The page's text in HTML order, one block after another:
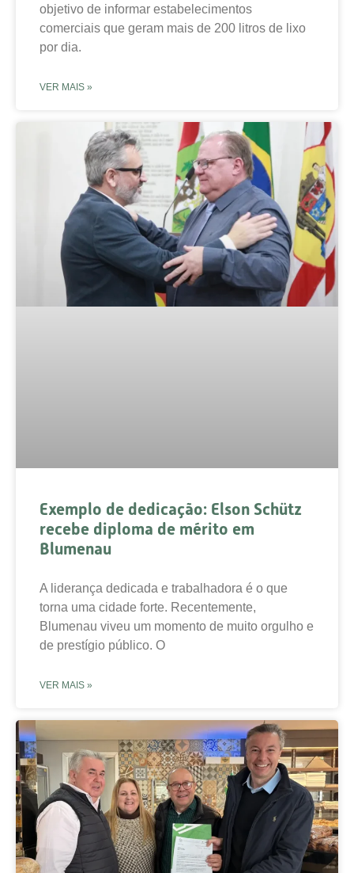
objetivo de informar estabelecimentos
comerciais que geram mais de 200 litros de lixo
por dia.
VER MAIS »
Exemplo de dedicação: Elson Schütz
recebe diploma de mérito em
Blumenau
A liderança dedicada e trabalhadora é o que
torna uma cidade forte. Recentemente,
Blumenau viveu um momento de muito orgulho e
de prestígio público. O
VER MAIS »